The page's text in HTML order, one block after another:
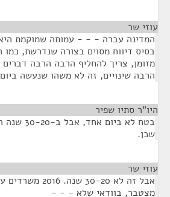
עוזי שר
המדינה עברה - - - עמותה שמוקמת
בסיס דיווח מסוים בצורה שנדרשת, כמו
מזומן, צריך להחליף הרבה הרבה
הרבה שינויים, זה לא משהו שנעשה
היו"ר סתיו שפיר
בטח לא
שכן.
עוזי שר
אבל זה לא 30-20
מצטבר, בוודאי שלא - - -